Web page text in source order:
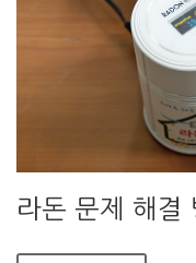
라돈 문제 해결